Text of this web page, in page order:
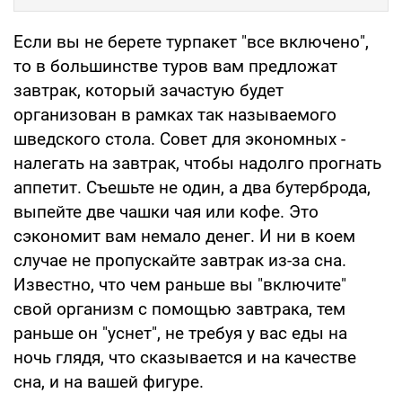
Если вы не берете турпакет "все включено",
то в большинстве туров вам предложат
завтрак, который зачастую будет
организован в рамках так называемого
шведского стола. Совет для экономных -
налегать на завтрак, чтобы надолго прогнать
аппетит. Съешьте не один, а два бутерброда,
выпейте две чашки чая или кофе. Это
сэкономит вам немало денег. И ни в коем
случае не пропускайте завтрак из-за сна.
Известно, что чем раньше вы "включите"
свой организм с помощью завтрака, тем
раньше он "уснет", не требуя у вас еды на
ночь глядя, что сказывается и на качестве
сна, и на вашей фигуре.